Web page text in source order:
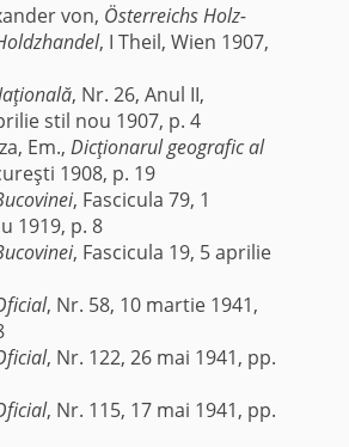
von, Österreichs Holz-
, I Theil, Wien 1907,
, Nr. 26, Anul II,
stil nou 1907, p. 4
Em., Dicţionarul geografic al
1908, p. 19
, Fascicula 79, 1
1919, p. 8
, Fascicula 19, 5 aprilie
, Nr. 58, 10 martie 1941,
, Nr. 122, 26 mai 1941, pp.
, Nr. 115, 17 mai 1941, pp.